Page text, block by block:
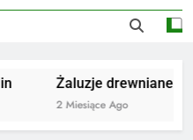
Żaluzje drewniane
2 Miesiące Ago